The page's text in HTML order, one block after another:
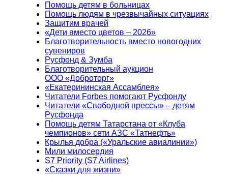
Помощь детям в больницах
Помощь людям в чрезвычайных ситуациях
Защитим врачей
«Дети вместо цветов – 2026»
Благотворительность вместо новогодних
сувениров
Русфонд & Зумба
Благотворительный аукцион
ООО «Доброторг»
«Екатерининская Ассамблея»
Читатели Forbes помогают Русфонду
Читатели «Свободной прессы» – детям
Русфонда
Помощь детям Татарстана от «Клуба
чемпионов» сети АЗС «Татнефть»
Крылья добра («Уральские авиалинии»)
Мили милосердия
S7 Priority (S7 Airlines)
«Сказки для жизни»